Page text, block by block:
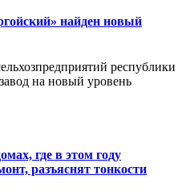
найден новый
республики
на новый уровень
где в этом году
разъяснят тонкости